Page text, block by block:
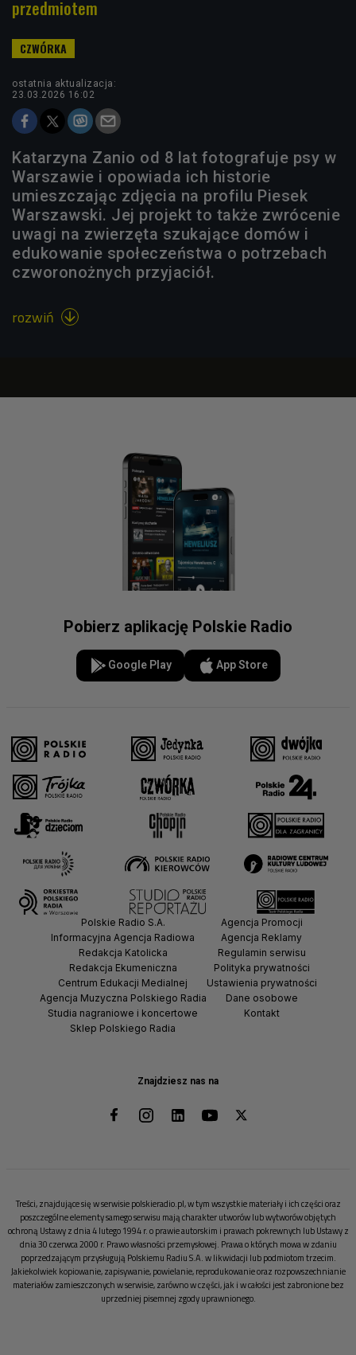
przedmiotem
ostatnia aktualizacja:
23.03.2026 16:02
Katarzyna Zanio od 8 lat fotografuje psy w
Warszawie i opowiada ich historie
umieszczając zdjęcia na profilu Piesek
Warszawski. Jej projekt to także zwrócenie
uwagi na zwierzęta szukające domów i
edukowanie społeczeństwa o potrzebach
czworonożnych przyjaciół.
rozwiń 
Pobierz aplikację Polskie Radio
Google Play App Store
Znajdziesz nas na
Polskie Radio S.A.
Informacyjna Agencja Radiowa
Redakcja Katolicka
Redakcja Ekumeniczna
Centrum Edukacji Medialnej
Agencja Muzyczna Polskiego Radia
Studia nagraniowe i koncertowe
Sklep Polskiego Radia
Agencja Promocji
Agencja Reklamy
Regulamin serwisu
Polityka prywatności
Ustawienia prywatności
Dane osobowe
Kontakt
Treści, znajdujące się w serwisie polskieradio.pl, w tym wszystkie materiały i ich części oraz
poszczególne elementy samego serwisu mają charakter utworów lub wytworów objętych
ochroną Ustawy z dnia 4 lutego 1994 r. o prawie autorskim i prawach pokrewnych lub Ustawy z
dnia 30 czerwca 2000 r. Prawo własności przemysłowej. Prawa o których mowa w zdaniu
poprzedzającym przysługują Polskiemu Radiu S.A. w likwidacji lub podmiotom trzecim.
Jakiekolwiek kopiowanie, zapisywanie, powielanie, reprodukowanie oraz rozpowszechnianie
materiałów zamieszczonych w serwisie, zarówno w części, jak i w całości jest zabronione bez
uprzedniej pisemnej zgody uprawnionego.